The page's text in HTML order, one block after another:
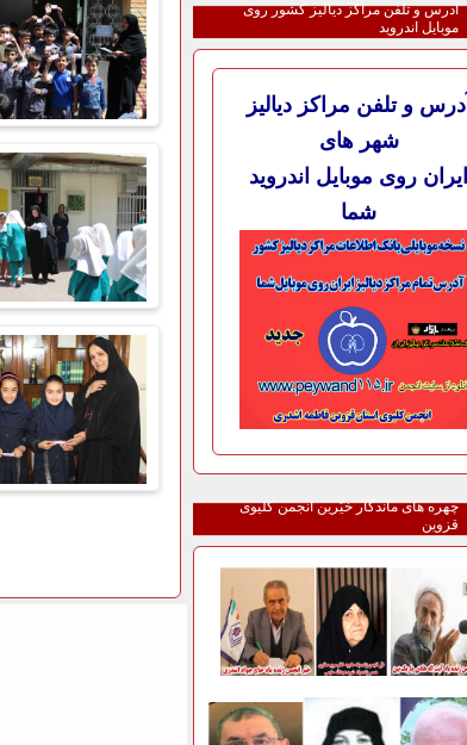
آدرس و تلفن مراکز دیالیز کشور روی
موبایل اندروید
آدرس و تلفن مراکز دیالیز
شهر های
ایران روی موبایل اندروید
شما
چهره های ماندگار خیّرین انجمن کلیوی
قزوین